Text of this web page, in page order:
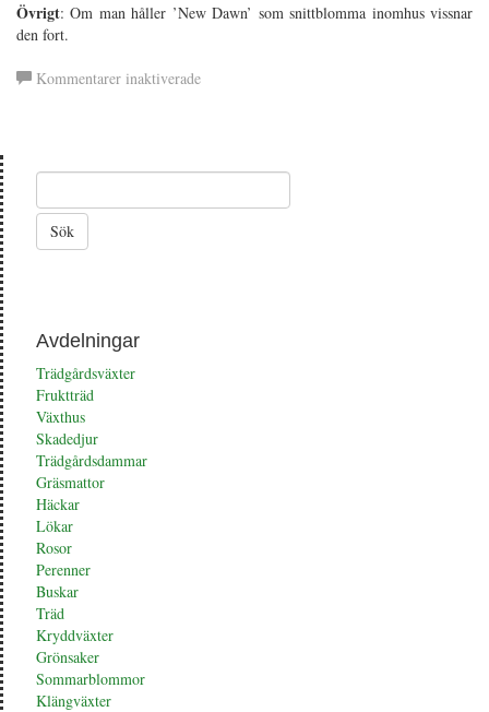
Övrigt: Om man håller ’New Dawn’ som snittblomma inomhus vissnar
den fort.
Kommentarer inaktiveradeför
Avdelningar
Trädgårdsväxter
Fruktträd
Växthus
Skadedjur
Trädgårdsdammar
Gräsmattor
Häckar
Lökar
Rosor
Perenner
Buskar
Träd
Kryddväxter
Grönsaker
Sommarblommor
Klängväxter